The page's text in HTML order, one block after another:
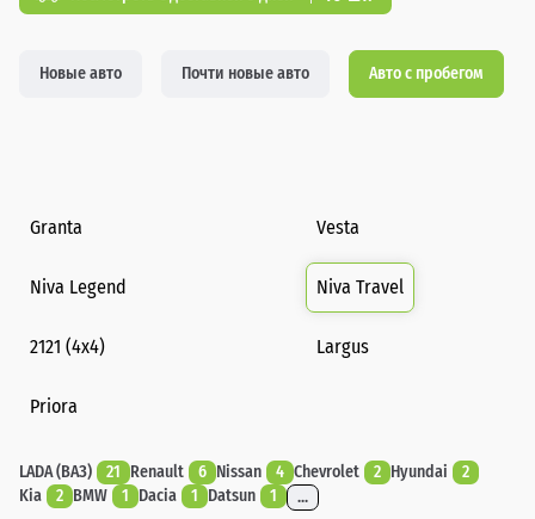
Новые авто Почти новые авто Авто с пробегом
Granta Vesta
Niva Legend Niva Travel
2121 (4x4) Largus
Priora
LADA (ВАЗ) 21 Renault 6 Nissan 4 Chevrolet 2 Hyundai
2
Kia
2 BMW 1 Dacia 1 Datsun 1 ...